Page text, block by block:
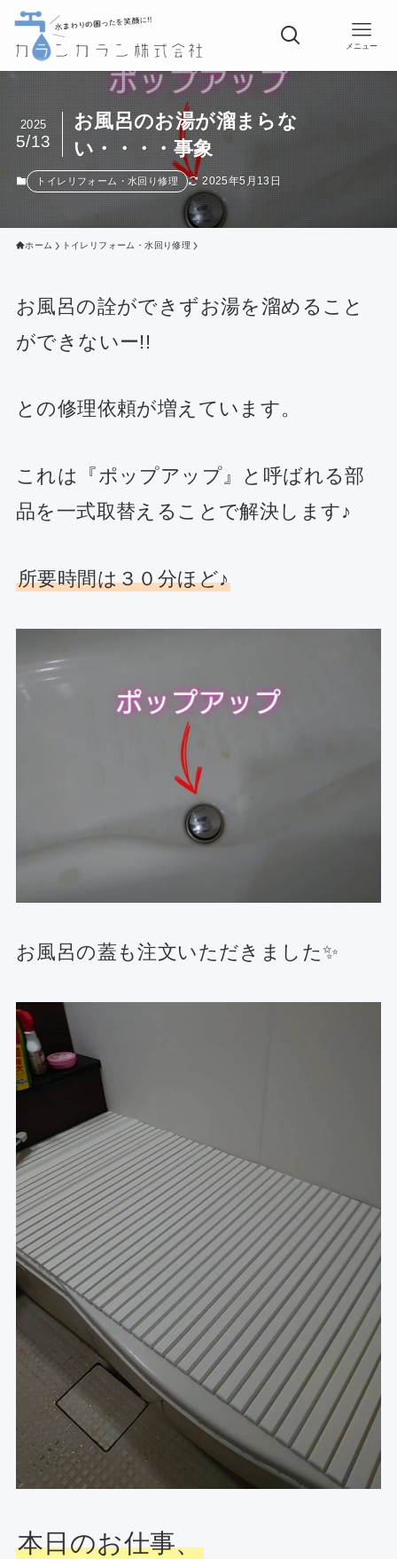
メニュー
お風呂のお湯が溜まらな
い・・・・事象
2025
5/13
トイレリフォーム・水回り修理 2025年5月13日
ホーム トイレリフォーム・水回り修理
お風呂の詮ができずお湯を溜めること
ができないー!!
との修理依頼が増えています。
これは『ポップアップ』と呼ばれる部
品を一式取替えることで解決します♪
所要時間は３０分ほど♪
お風呂の蓋も注文いただきました✨
本日のお仕事、